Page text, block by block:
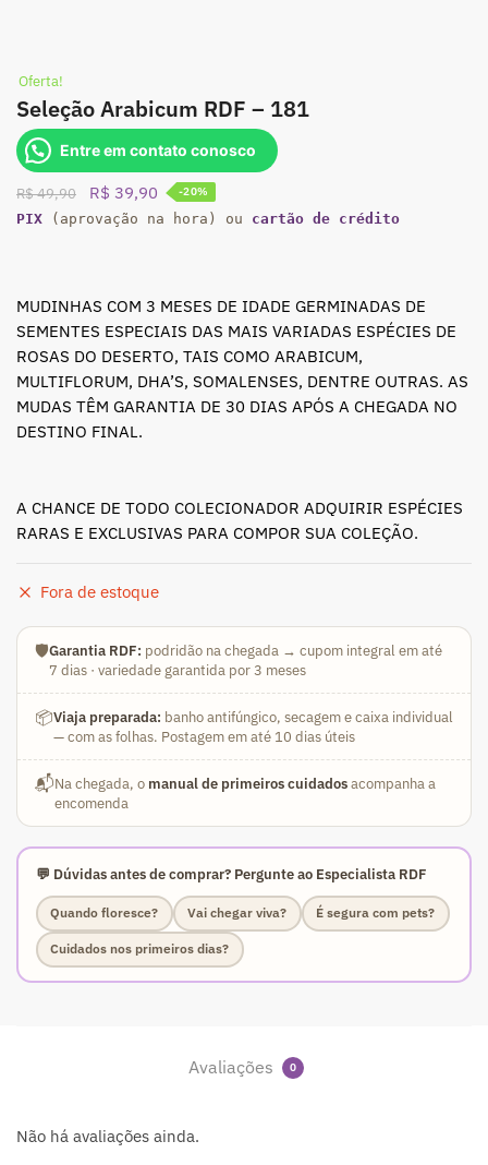
Oferta!
Seleção Arabicum RDF – 181
Entre em contato conosco
R$49,90
O
preço
R$ 39,90 O
preço
-20%
PIX (aprovação na hora) ou cartão de crédito
MUDINHAS COM 3 MESES DE IDADE GERMINADAS DE
SEMENTES ESPECIAIS DAS MAIS VARIADAS ESPÉCIES DE
ROSAS DO DESERTO, TAIS COMO ARABICUM,
MULTIFLORUM, DHA’S, SOMALENSES, DENTRE OUTRAS. AS
MUDAS TÊM GARANTIA DE 30 DIAS APÓS A CHEGADA NO
DESTINO FINAL.
A CHANCE DE TODO COLECIONADOR ADQUIRIR ESPÉCIES
RARAS E EXCLUSIVAS PARA COMPOR SUA COLEÇÃO.
Fora de estoque
🛡️Garantia RDF: podridão na chegada → cupom integral em até
7 dias · variedade garantida por 3 meses
📦Viaja preparada: banho antifúngico, secagem e caixa individual
— com as folhas. Postagem em até 10 dias úteis
📬Na chegada, o manual de primeiros cuidadosacompanha a
encomenda
💬 Dúvidas antes de comprar? Pergunte ao Especialista RDF
Quando floresce? Vai chegar viva? É segura com pets?
Cuidados nos primeiros dias?
Avaliações 0
Não há avaliações ainda.